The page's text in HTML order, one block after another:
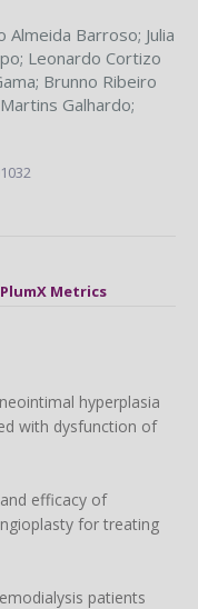
Almeida Barroso; Julia
; Leonardo Cortizo
; Brunno Ribeiro
Galhardo;
PlumX Metrics
hyperplasia
with dysfunction of
efficacy of
for treating
patients